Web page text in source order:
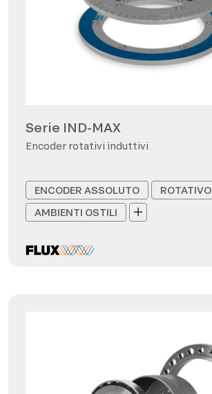
Serie IND-MAX
Encoder rotativi induttivi
ENCODER ASSOLUTO
ROTATIVO
AMBIENTI OSTILI